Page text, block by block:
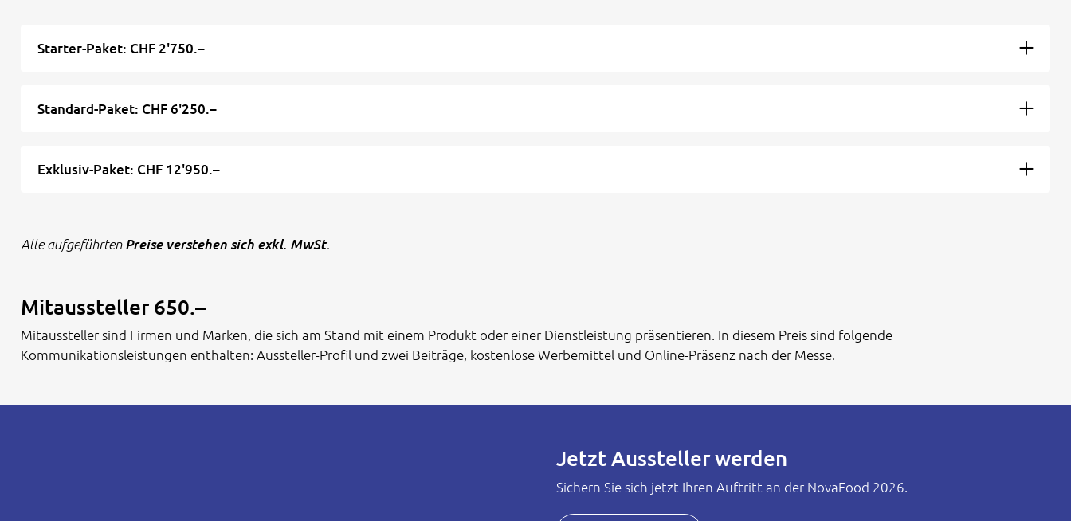
Starter-Paket: CHF 2'750.–
Standard-Paket: CHF 6'250.–
Exklusiv-Paket: CHF 12'950.–
Alle aufgeführtenPreise verstehen sich exkl. MwSt.
Mitaussteller 650.–
Mitaussteller sind Firmen und Marken, die sich am Stand mit einem Produkt oder einer Dienstleistung präsentieren. In diesem Preis sind folgende
Kommunikationsleistungen enthalten: Aussteller-Profil und zwei Beiträge, kostenlose Werbemittel und Online-Präsenz nach der Messe.
Jetzt Aussteller werden
Sichern Sie sich jetzt Ihren Auftritt an der NovaFood 2026.